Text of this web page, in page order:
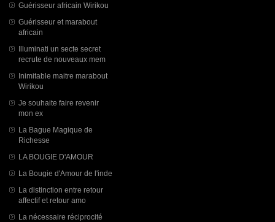
Guérisseur africain Wirikou
Guérisseur et marabout
africain
Illuminati un secte secret
recrute de nouveaux mem
Inimitable maitre marabout
Wirikou
Je souhaite faire revenir
mon ex
La Bague Magique de
Richesse
LA BOUGIE D'AMOUR
La Bougie d'Amour de l'inde
La distinction entre retour
affectif et retour amo
La nécessaire réciprocité